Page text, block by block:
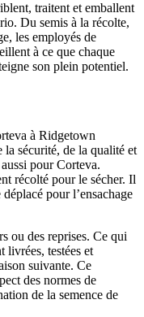
traitent et emballent
Du semis à la récolte,
les employés de
à ce que chaque
son plein potentiel.
à Ridgetown
sécurité, de la qualité et
pour Corteva.
récolté pour le sécher. Il
pour l’ensachage
ou des reprises. Ce qui
livrées, testées et
suivante. Ce
des normes de
de la semence de